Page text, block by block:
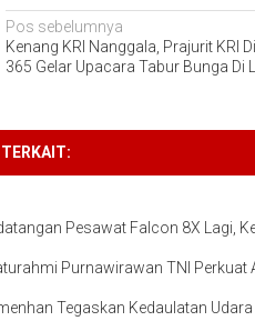
Navigasi
pos
Pos sebelumnya
Kenang KRI Nanggala, Prajurit KRI
365 Gelar Upacara Tabur Bunga Di
Pesawat Falcon 8X Lagi,
Purnawirawan TNI Perkuat
Tegaskan Kedaulatan